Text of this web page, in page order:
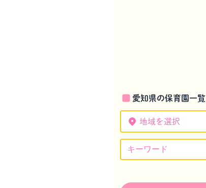
愛知県の保育園一覧
地域を選択